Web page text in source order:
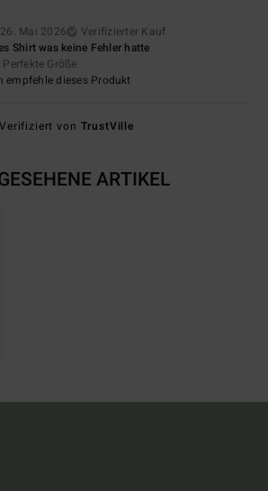
26. Mai 2026
Verifizierter Kauf
Shirt was keine Fehler hatte
Perfekte Größe
empfehle dieses Produkt
Verifiziert von TrustVille
ARTIKEL